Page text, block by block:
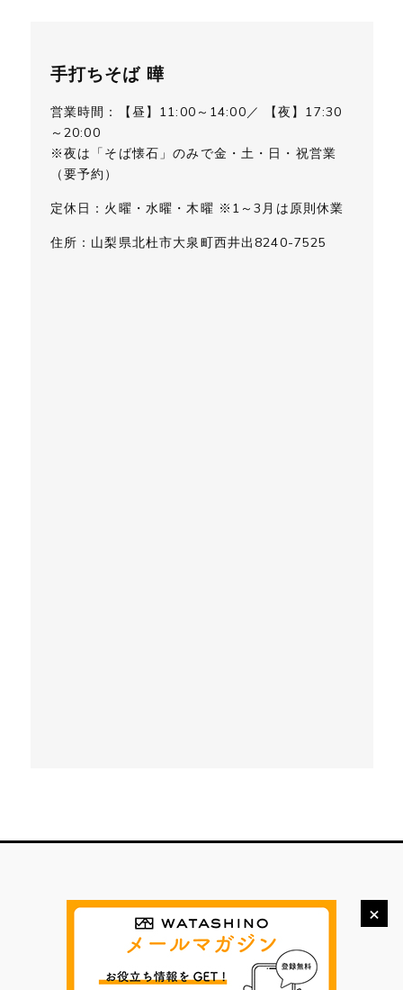
手打ちそば 曄
営業時間：【昼】11:00～14:00／ 【夜】17:30
～20:00
※夜は「そば懐石」のみで金・土・日・祝営業
（要予約）
定休日：火曜・水曜・木曜 ※1～3月は原則休業
住所：山梨県北杜市大泉町西井出8240-7525
×